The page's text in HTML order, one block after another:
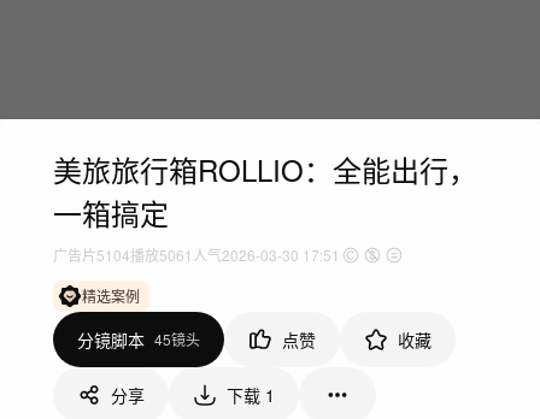
美旅旅行箱ROLLIO：全能出行，
一箱搞定
广告片5104播放5061人气2026-03-30 17:51
精选案例
分镜脚本 45镜头 点赞 收藏
分享 下载 1